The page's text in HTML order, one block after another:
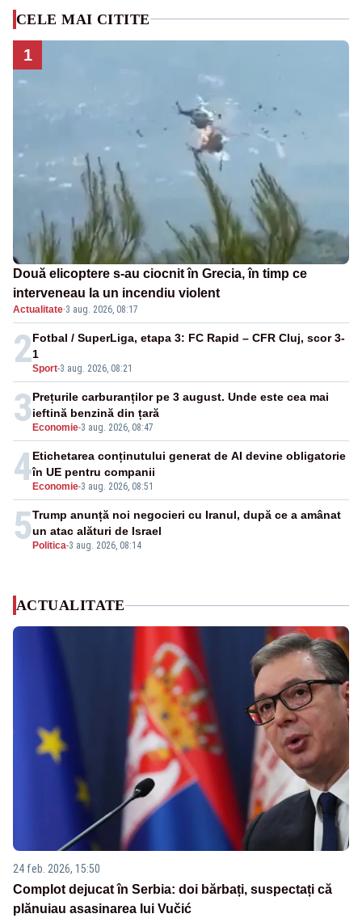
CELE MAI CITITE
1
Două elicoptere s-au ciocnit în Grecia, în timp ce
interveneau la un incendiu violent
Actualitate·3 aug. 2026, 08:17
2Sport-3 aug. 2026, 08:21
Fotbal / SuperLiga, etapa 3: FC Rapid – CFR Cluj, scor 3-
1
3 Economie-3 aug. 2026, 08:47
Prețurile carburanților pe 3 august. Unde este cea mai
ieftină benzină din țară
4 Economie-3 aug. 2026, 08:51
Etichetarea conținutului generat de AI devine obligatorie
în UE pentru companii
5 Politica-3 aug. 2026, 08:14
Trump anunță noi negocieri cu Iranul, după ce a amânat
un atac alături de Israel
ACTUALITATE
24 feb. 2026, 15:50
Complot dejucat în Serbia: doi bărbați, suspectați că
plănuiau asasinarea lui Vučić